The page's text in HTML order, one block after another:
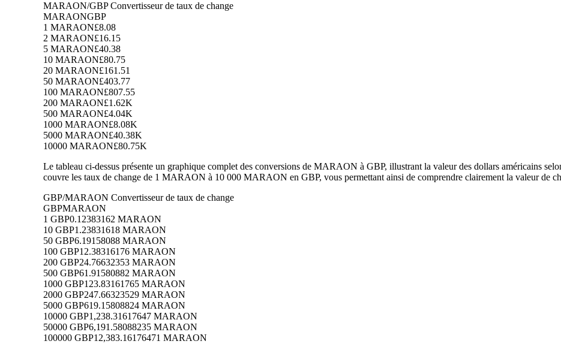
MARAON/GBP Convertisseur de taux de change
MARAONGBP
1 MARAON£8.08
2 MARAON£16.15
5 MARAON£40.38
10 MARAON£80.75
20 MARAON£161.51
50 MARAON£403.77
100 MARAON£807.55
200 MARAON£1.62K
500 MARAON£4.04K
1000 MARAON£8.08K
5000 MARAON£40.38K
10000 MARAON£80.75K
Le tableau ci-dessus présente un graphique complet des conversions de MARAON à GBP, illustrant la valeur des dollars américains
couvre les taux de change de 1 MARAON à 10 000 MARAON en GBP, vous permettant ainsi de comprendre clairement la valeur de
GBP/MARAON Convertisseur de taux de change
GBPMARAON
1 GBP0.12383162 MARAON
10 GBP1.23831618 MARAON
50 GBP6.19158088 MARAON
100 GBP12.38316176 MARAON
200 GBP24.76632353 MARAON
500 GBP61.91580882 MARAON
1000 GBP123.83161765 MARAON
2000 GBP247.66323529 MARAON
5000 GBP619.15808824 MARAON
10000 GBP1,238.31617647 MARAON
50000 GBP6,191.58088235 MARAON
100000 GBP12,383.16176471 MARAON